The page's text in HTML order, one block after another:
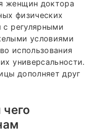
женщин доктора
физических
с регулярными
условиями
использования
универсальности.
дополняет друг